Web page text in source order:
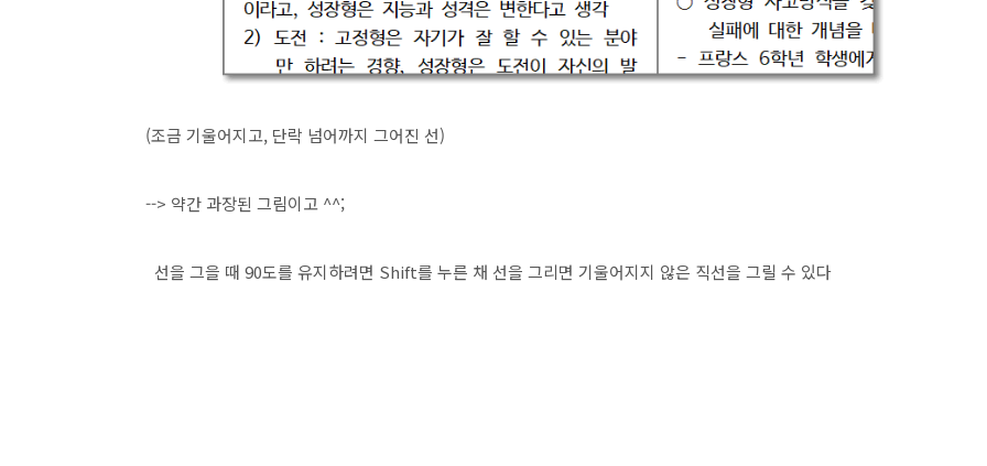
(조금 기울어지고, 단락 넘어까지 그어진 선)
--> 약간 과장된 그림이고 ^^;
선을 그을 때 90도를 유지하려면 Shift를 누른 채 선을 그리면 기울어지지 않은 직선을 그릴 수 있다